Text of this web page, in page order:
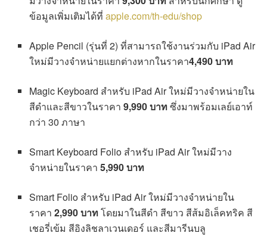
ข้อมูลเพิ่มเติมได้ที่apple.com/th-edu/shop
Apple Pencil (รุ่นที่ 2)​ ที่สามารถใช้งานร่วมกับ iPad Air
ใหม่มีวางจำหน่ายแยกต่างหากในราคา4,490 บาท
Magic Keyboard สำหรับ iPad Air ใหม่มีวางจำหน่ายใน
สีดำและสีขาวในราคา9,990 บาทซึ่งมาพร้อมเลย์เอาท์
กว่า 30 ภาษา
Smart Keyboard Folio สำหรับ iPad Air ใหม่มีวาง
จำหน่ายในราคา5,990 บาท
Smart Folio สำหรับ iPad Air ใหม่มีวางจำหน่ายใน
ราคา2,990 บาทโดยมาในสีดำ สีขาว สีส้มอิเล็คทริค สี
เชอรี่เข้ม สีอิงลิชลาเวนเดอร์ และสีมารีนบลู